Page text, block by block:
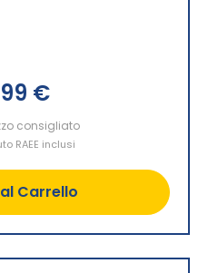
€
consigliato
RAEE inclusi
Carrello